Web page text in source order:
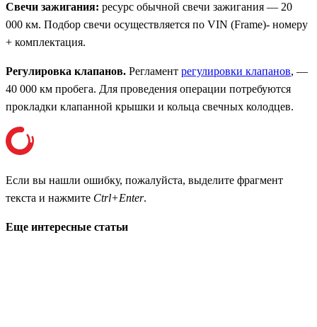
Свечи зажигания: ресурс обычной свечи зажигания — 20
000 км. Подбор свечи осуществляется по VIN (Frame)- номеру
+ комплектация.
Регулировка клапанов. Регламент регулировки клапанов, —
40 000 км пробега. Для проведения операции потребуются
прокладки клапанной крышки и кольца свечных колодцев.
Если вы нашли ошибку, пожалуйста, выделите фрагмент
текста и нажмите Ctrl+Enter.
Еще интересные статьи